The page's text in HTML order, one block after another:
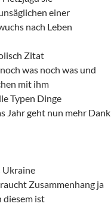
einer
nach Leben
Zitat
was noch was und
mit ihm
Typen Dinge
Jahr geht nun mehr Dank
Ukraine
Zusammenhang ja
diesem ist